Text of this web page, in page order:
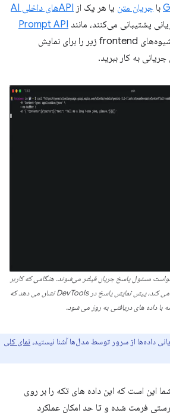
با جریان متن یا هر یک از
APIهای داخلی AI
پشتیبانی می‌کنند، مانند Prompt API
استفاده می‌کنید، بهترین شیوه‌های frontend زیر را برای نمایش
به کار ببرید.
مسئول پاسخ جریان فیلتر می‌شوند. هنگامی که کاربر
درخواست را در Gemini ارسال می کند، پیش نمایش پاسخ در DevTools نشان می دهد که
با داده های دریافتی به روز می شود.
داده‌ها از سرور توسط مدل‌ها آشنا نیستید، نمای کلی
این است که این داده های تکه را بر روی
فرمت شده و تا حد امکان عملکرد